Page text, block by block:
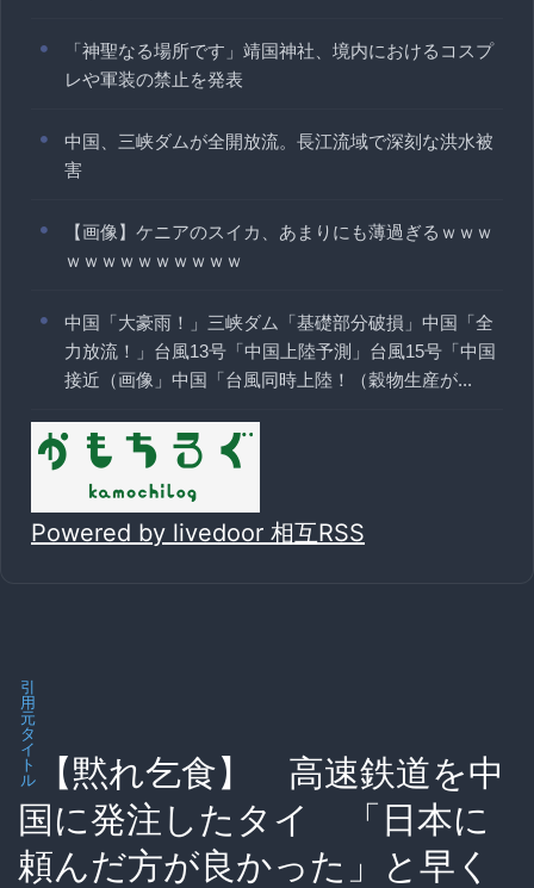
「神聖なる場所です」靖国神社、境内におけるコスプ
レや軍装の禁止を発表
中国、三峡ダムが全開放流。長江流域で深刻な洪水被
害
【画像】ケニアのスイカ、あまりにも薄過ぎるｗｗｗ
ｗｗｗｗｗｗｗｗｗｗ
中国「大豪雨！」三峡ダム「基礎部分破損」中国「全
力放流！」台風13号「中国上陸予測」台風15号「中国
接近（画像」中国「台風同時上陸！（穀物生産が...
Powered by livedoor 相互RSS
引
用
元
タ
イ
ト
ル
【黙れ乞食】 高速鉄道を中
国に発注したタイ 「日本に
頼んだ方が良かった」と早く